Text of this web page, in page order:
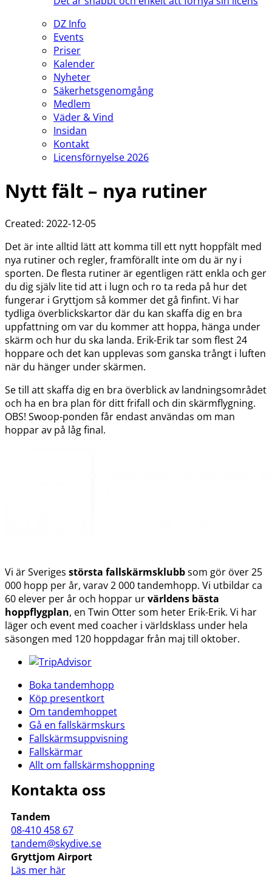
DZ Info
Events
Priser
Kalender
Nyheter
Säkerhetsgenomgång
Medlem
Väder & Vind
Insidan
Kontakt
Licensförnyelse 2026
Nytt fält – nya rutiner
Created: 2022-12-05
Det är inte alltid lätt att komma till ett nytt hoppfält med
nya rutiner och regler, framförallt inte om du är ny i
sporten. De flesta rutiner är egentligen rätt enkla och ger
du dig själv lite tid att i lugn och ro ta reda på hur det
fungerar i Gryttjom så kommer det gå finfint. Vi har
tydliga överblickskartor där du kan skaffa dig en bra
uppfattning om var du kommer att hoppa, hänga under
skärm och hur du ska landa. Erik-Erik tar som flest 24
hoppare och det kan upplevas som ganska trångt i luften
när du hänger under skärmen.
Se till att skaffa dig en bra överblick av landningsområdet
och ha en bra plan för ditt frifall och din skärmflygning.
OBS! Swoop-ponden får endast användas om man
hoppar av på låg final.
Vi är Sveriges största fallskärmsklubbsom gör över 25
000 hopp per år, varav 2 000 tandemhopp. Vi utbildar ca
60 elever per år och hoppar urvärldens bästa
hoppflygplan, en Twin Otter som heter Erik-Erik. Vi har
läger och event med coacher i världsklass under hela
säsongen med 120 hoppdagar från maj till oktober.
Boka tandemhopp
Köp presentkort
Om tandemhoppet
Gå en fallskärmskurs
Fallskärmsuppvisning
Fallskärmar
Allt om fallskärmshoppning
Kontakta oss
Tandem
08-410 458 67
tandem@skydive.se
Gryttjom Airport
Läs mer här